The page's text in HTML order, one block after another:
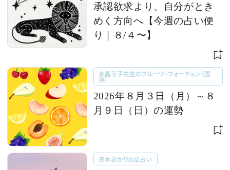
承認欲求より、自分がとき
めく方向へ【今週の占い便
り｜８/４〜】
水晶玉子先生のフルーツ・フォーチュン（週
運）
2026年８月３日（月）～８
月９日（日）の運勢
真木あかりの星占い